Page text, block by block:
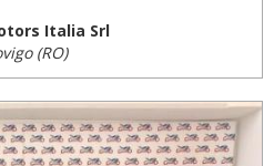
Italia Srl
(RO)